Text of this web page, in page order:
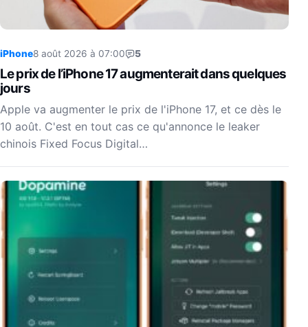
iPhone8 août 2026 à 07:00 5
Le prix de l’iPhone 17 augmenterait dans quelques
jours
Apple va augmenter le prix de l'iPhone 17, et ce dès le
10 août. C'est en tout cas ce qu'annonce le leaker
chinois Fixed Focus Digital…